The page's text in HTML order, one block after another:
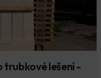
trubkové lešení -